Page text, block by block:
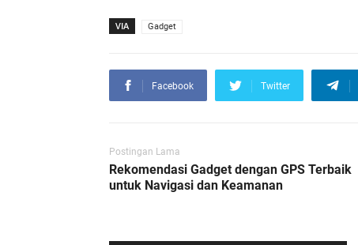
VIA Gadget
Facebook Twitter
Postingan Lama
Rekomendasi Gadget dengan GPS Terbaik
untuk Navigasi dan Keamanan